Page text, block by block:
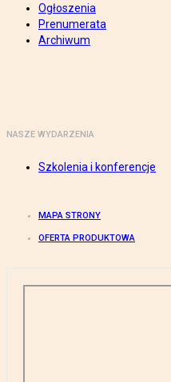
Ogłoszenia
Prenumerata
Archiwum
NASZE WYDARZENIA
Szkolenia i konferencje
MAPA STRONY
OFERTA PRODUKTOWA